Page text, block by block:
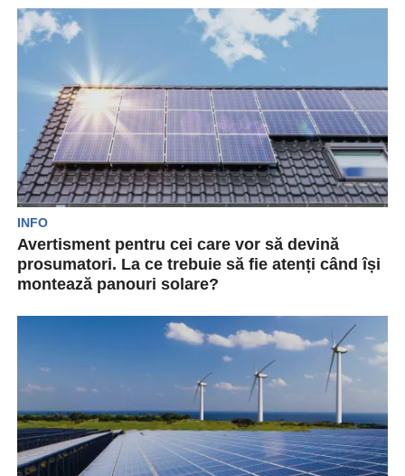
solicită instituțiilor să permită folosirea duală a
terenurilor agricole....
INFO
Avertisment pentru cei care vor să devină
prosumatori. La ce trebuie să fie atenți când își
montează panouri solare?
a crescut foarte mult în ultima perioadă, în țara